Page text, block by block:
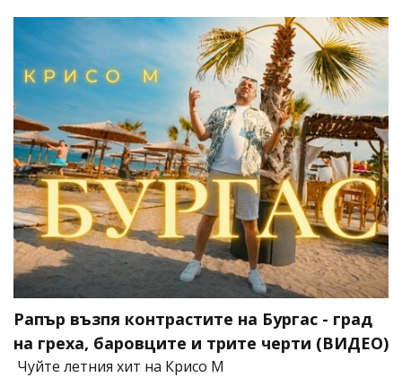
Рапър възпя контрастите на Бургас - град
на греха, баровците и трите черти (ВИДЕО)
Чуйте летния хит на Крисо М